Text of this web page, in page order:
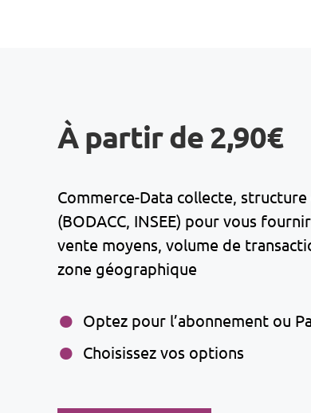
À partir de 2,90€
Commerce-Data collecte,
(BODACC, INSEE) pour vous
vente moyens, volume de
zone géographique
Optez pour l’abonnement ou
Choisissez vos options